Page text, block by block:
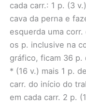
cada carr.: 1 p. (3
cava da perna e
esquerda uma
os p. inclusive na
gráfico, ficam 36 p.
* (16 v.) mais 1 p.
carr. do início do
em cada carr. 2 p.